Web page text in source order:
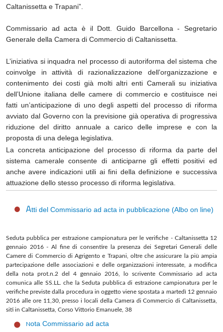
Caltanissetta e Trapani”.
Commissario ad acta è il Dott. Guido Barcellona - Segretario
Generale della Camera di Commercio di Caltanissetta.
L’iniziativa si inquadra nel processo di autoriforma del sistema che
coinvolge in attività di razionalizzazione dell’organizzazione e
contenimento dei costi già molti altri enti Camerali su iniziativa
dell’Unione italiana delle camere di commercio e costituisce nei
fatti un’anticipazione di uno degli aspetti del processo di riforma
avviato dal Governo con la previsione già operativa di progressiva
riduzione del diritto annuale a carico delle imprese e con la
proposta di una delega legislativa.
La concreta anticipazione del processo di riforma da parte del
sistema camerale consente di anticiparne gli effetti positivi ed
anche avere indicazioni utili ai fini della definizione e successiva
attuazione dello stesso processo di riforma legislativa.
Atti del Commissario ad acta in pubblicazione (Albo on line)
Seduta pubblica per estrazione campionatura per le verifiche - Caltanissetta 12
gennaio 2016 - Al fine di consentire la presenza dei Segretari Generali delle
Camere di Commercio di Agrigento e Trapani, oltre che assicurare la più ampia
partecipazione delle associazioni e delle organizzazioni interessate, a modifica
della nota prot.n.2 del 4 gennaio 2016, lo scrivente Commissario ad acta
comunica alle SS.LL. che la Seduta pubblica di estrazione campionatura per le
verifiche previste dalla procedura in oggetto viene spostata a martedì 12 gennaio
2016 alle ore 11,30, presso i locali della Camera di Commercio di Caltanissetta,
siti in Caltanissetta, Corso Vittorio Emanuele, 38
Nota Commissario ad acta